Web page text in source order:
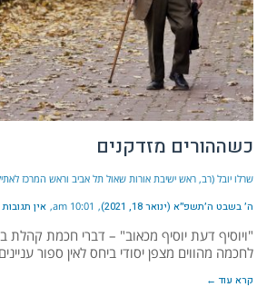
כשההורים מזדקנים
שרלו יובל (רב, ראש ישיבת אורות שאול תל אביב וראש המרכז
ה׳ בשבט ה׳תשפ״א (ינואר 18, 2021) 10:01 am אין תגובות
"ויוסיף דעת יוסיף מכאוב" – דברי חכמת קהלת
לחכמה מהווים מצפן יסודי ביחס לאין ספור
קרא עוד ←